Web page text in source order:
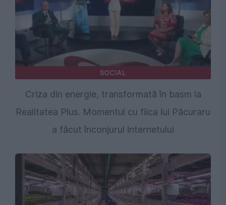
SOCIAL
Criza din energie, transformată în basm la
Realitatea Plus. Momentul cu fiica lui Păcuraru
a făcut înconjurul internetului